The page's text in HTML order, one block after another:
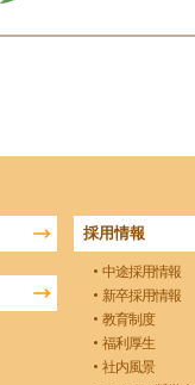
採用情報
中途採用情報
新卒採用情報
教育制度
福利厚生
社内風景